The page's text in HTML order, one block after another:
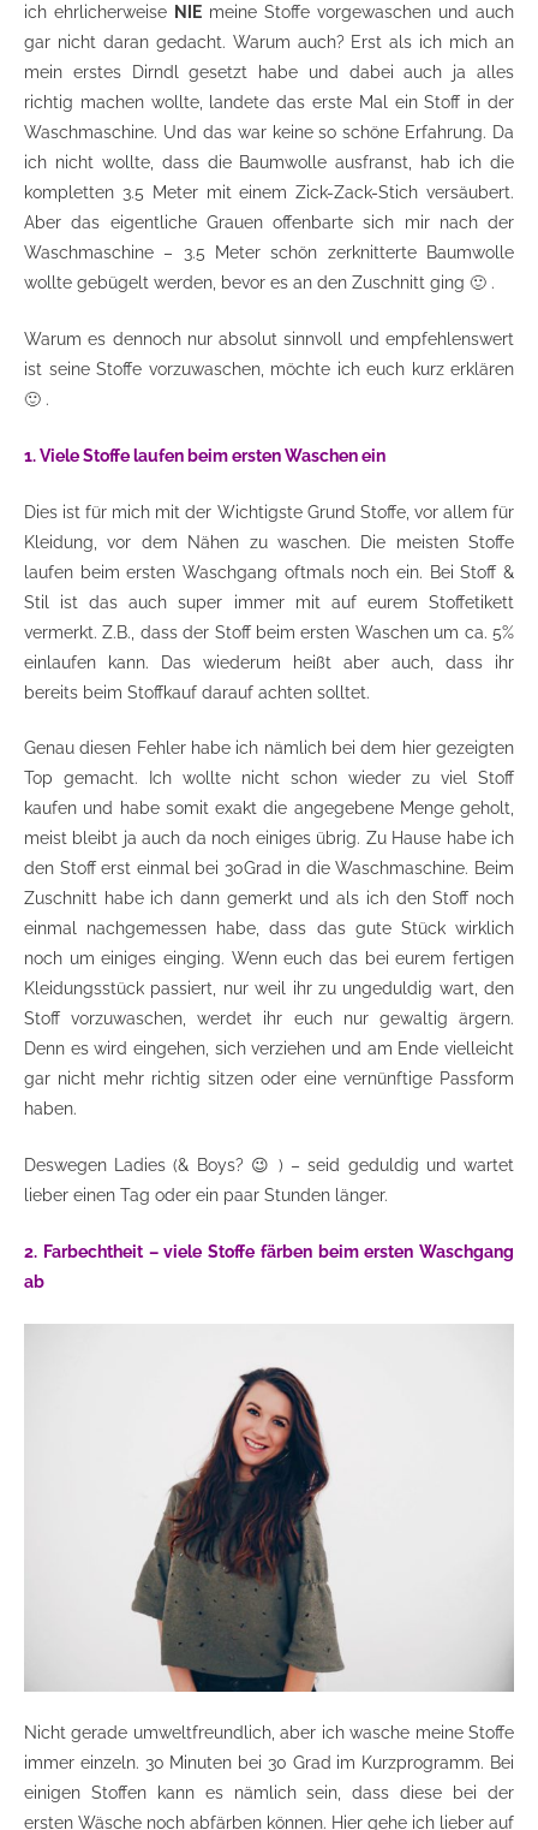
ich ehrlicherweise NIE meine Stoffe vorgewaschen und auch
gar nicht daran gedacht. Warum auch? Erst als ich mich an
mein erstes Dirndl gesetzt habe und dabei auch ja alles
richtig machen wollte, landete das erste Mal ein Stoff in der
Waschmaschine. Und das war keine so schöne Erfahrung. Da
ich nicht wollte, dass die Baumwolle ausfranst, hab ich die
kompletten 3.5 Meter mit einem Zick-Zack-Stich versäubert.
Aber das eigentliche Grauen offenbarte sich mir nach der
Waschmaschine – 3.5 Meter schön zerknitterte Baumwolle
wollte gebügelt werden, bevor es an den Zuschnitt ging 🙂 .
Warum es dennoch nur absolut sinnvoll und empfehlenswert
ist seine Stoffe vorzuwaschen, möchte ich euch kurz erklären
🙂 .
1. Viele Stoffe laufen beim ersten Waschen ein
Dies ist für mich mit der Wichtigste Grund Stoffe, vor allem für
Kleidung, vor dem Nähen zu waschen. Die meisten Stoffe
laufen beim ersten Waschgang oftmals noch ein. Bei Stoff &
Stil ist das auch super immer mit auf eurem Stoffetikett
vermerkt. Z.B., dass der Stoff beim ersten Waschen um ca. 5%
einlaufen kann. Das wiederum heißt aber auch, dass ihr
bereits beim Stoffkauf darauf achten solltet.
Genau diesen Fehler habe ich nämlich bei dem hier gezeigten
Top gemacht. Ich wollte nicht schon wieder zu viel Stoff
kaufen und habe somit exakt die angegebene Menge geholt,
meist bleibt ja auch da noch einiges übrig. Zu Hause habe ich
den Stoff erst einmal bei 30Grad in die Waschmaschine. Beim
Zuschnitt habe ich dann gemerkt und als ich den Stoff noch
einmal nachgemessen habe, dass das gute Stück wirklich
noch um einiges einging. Wenn euch das bei eurem fertigen
Kleidungsstück passiert, nur weil ihr zu ungeduldig wart, den
Stoff vorzuwaschen, werdet ihr euch nur gewaltig ärgern.
Denn es wird eingehen, sich verziehen und am Ende vielleicht
gar nicht mehr richtig sitzen oder eine vernünftige Passform
haben.
Deswegen Ladies (& Boys? 😉 ) – seid geduldig und wartet
lieber einen Tag oder ein paar Stunden länger.
2. Farbechtheit – viele Stoffe färben beim ersten Waschgang
ab
Nicht gerade umweltfreundlich, aber ich wasche meine Stoffe
immer einzeln. 30 Minuten bei 30 Grad im Kurzprogramm. Bei
einigen Stoffen kann es nämlich sein, dass diese bei der
ersten Wäsche noch abfärben können. Hier gehe ich lieber auf